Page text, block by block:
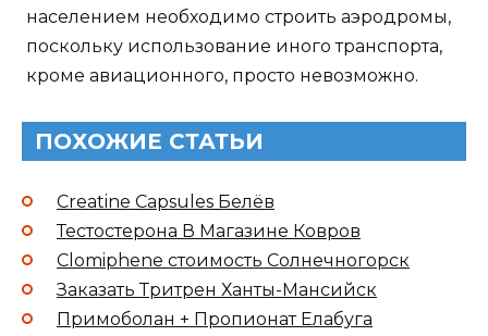
населением необходимо строить аэродромы,
поскольку использование иного транспорта,
кроме авиационного, просто невозможно.
ПОХОЖИЕ СТАТЬИ
Creatine Capsules Белёв
Тестостерона В Магазине Ковров
Clomiphene стоимость Солнечногорск
Заказать Тритрен Ханты-Мансийск
Примоболан + Пропионат Елабуга